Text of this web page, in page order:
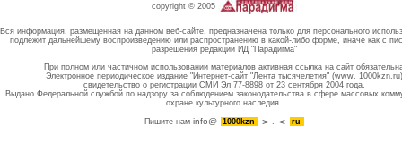
copyright © 2005
Вся информация, размещенная на данном веб-сайте, предназначена только для персонального
подлежит дальнейшему воспроизведению или распространению в какой-либо форме, иначе как с
разрешения редакции ИД "Парадигма"
При полном или частичном использовании материалов активная ссылка на сайт
Электронное периодическое издание "Интернет-сайт "Лента тысячелетия" (www. 1000kzn.ru)
свидетельство о регистрации СМИ Эл 77-8898 от 23 сентября 2004 года.
Выдано Федеральной службой по надзору за соблюдением законодательства в сфере массовых
охране культурного наследия.
Пишите намinfo@ 1000kzn . ru